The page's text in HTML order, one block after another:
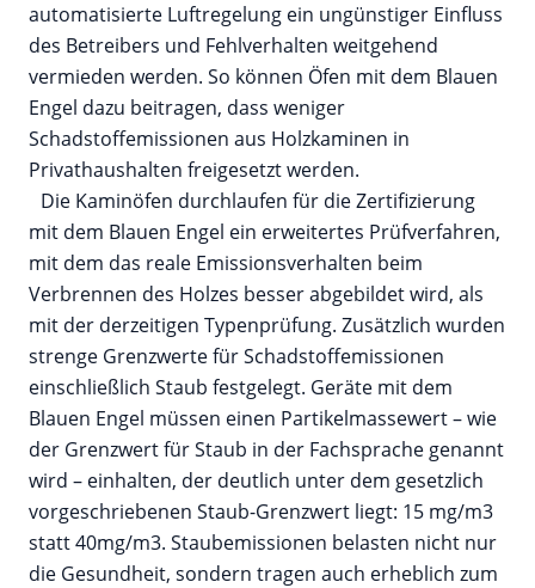
automatisierte Luftregelung ein ungünstiger Einfluss
des Betreibers und Fehlverhalten weitgehend
vermieden werden. So können Öfen mit dem Blauen
Engel dazu beitragen, dass weniger
Schadstoffemissionen aus Holzkaminen in
Privathaushalten freigesetzt werden.
Die Kaminöfen durchlaufen für die Zertifizierung
mit dem Blauen Engel ein erweitertes Prüfverfahren,
mit dem das reale Emissionsverhalten beim
Verbrennen des Holzes besser abgebildet wird, als
mit der derzeitigen Typenprüfung. Zusätzlich wurden
strenge Grenzwerte für Schadstoffemissionen
einschließlich Staub festgelegt. Geräte mit dem
Blauen Engel müssen einen Partikelmassewert – wie
der Grenzwert für Staub in der Fachsprache genannt
wird – einhalten, der deutlich unter dem gesetzlich
vorgeschriebenen Staub-Grenzwert liegt: 15 mg/m3
statt 40mg/m3. Staubemissionen belasten nicht nur
die Gesundheit, sondern tragen auch erheblich zum